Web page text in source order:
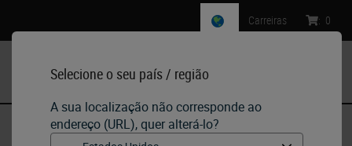
Selecione o seu país / região
A sua localização não corresponde ao
endereço (URL), quer alterá-lo?
Carreiras : 0